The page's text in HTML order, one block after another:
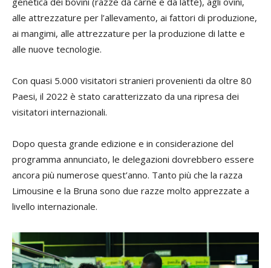
alle attrezzature per l’allevamento, ai fattori di produzione,
ai mangimi, alle attrezzature per la produzione di latte e
alle nuove tecnologie.
Con quasi 5.000 visitatori stranieri provenienti da oltre 80
Paesi, il 2022 è stato caratterizzato da una ripresa dei
visitatori internazionali.
Dopo questa grande edizione e in considerazione del
programma annunciato, le delegazioni dovrebbero essere
ancora più numerose quest’anno. Tanto più che la razza
Limousine e la Bruna sono due razze molto apprezzate a
livello internazionale.